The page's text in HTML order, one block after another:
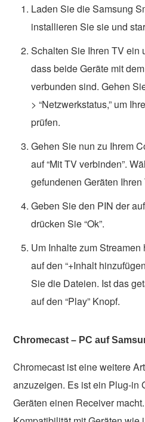
Laden Sie die Samsung
installieren Sie sie und
Schalten Sie Ihren TV ein
dass beide Geräte mit
verbunden sind. Gehen
> “Netzwerkstatus,” um
prüfen.
Gehen Sie nun zu Ihrem
auf “Mit TV verbinden”.
gefundenen Geräten Ihren
Geben Sie den PIN der
drücken Sie “Ok”.
Um Inhalte zum
auf den “+Inhalt
Sie die Dateien. Ist das
auf den “Play” Knopf.
Chromecast – PC auf
Chromecast ist eine weitere
anzuzeigen. Es ist ein Plug-in
Geräten einen Receiver